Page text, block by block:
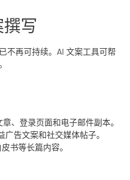
写
不再可持续。AI 文案工具可帮
、登录页面和电子邮件副本。
告文案和社交媒体帖子。
书等长篇内容。